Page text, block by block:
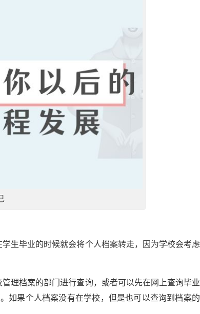
生毕业的时候就会将个人档案转走，因为学校会考
理档案的部门进行查询，或者可以先在网上查询毕
如果个人档案没有在学校，但是也可以查询到档案